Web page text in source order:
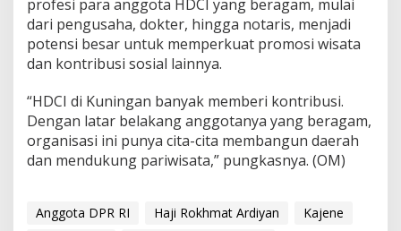
profesi para anggota HDCI yang beragam, mulai
dari pengusaha, dokter, hingga notaris, menjadi
potensi besar untuk memperkuat promosi wisata
dan kontribusi sosial lainnya.
“HDCI di Kuningan banyak memberi kontribusi.
Dengan latar belakang anggotanya yang beragam,
organisasi ini punya cita-cita membangun daerah
dan mendukung pariwisata,” pungkasnya. (OM)
Anggota DPR RI Haji Rokhmat Ardiyan
Kajene